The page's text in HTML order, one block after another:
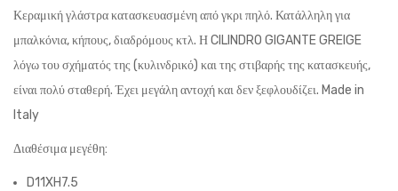
Κεραμική γλάστρα κατασκευασμένη από γκρι πηλό. Κατάλληλη για
μπαλκόνια, κήπους, διαδρόμους κτλ. Η CILINDRO GIGANTE GREIGE
λόγω του σχήματός της (κυλινδρικό) και της στιβαρής της κατασκευής,
είναι πολύ σταθερή. Έχει μεγάλη αντοχή και δεν ξεφλουδίζει. Made in
Italy
Διαθέσιμα μεγέθη:
D11XH7.5